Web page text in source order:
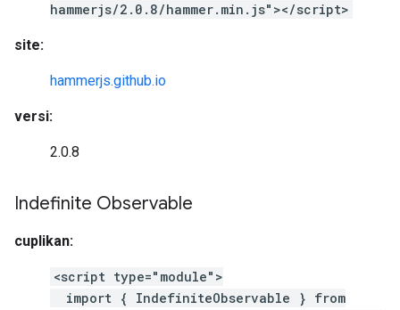
hammerjs/2.0.8/hammer.min.js"></script>
site:
hammerjs.github.io
versi:
2.0.8
Indefinite Observable
cuplikan:
<script type="module">
import { IndefiniteObservable } from